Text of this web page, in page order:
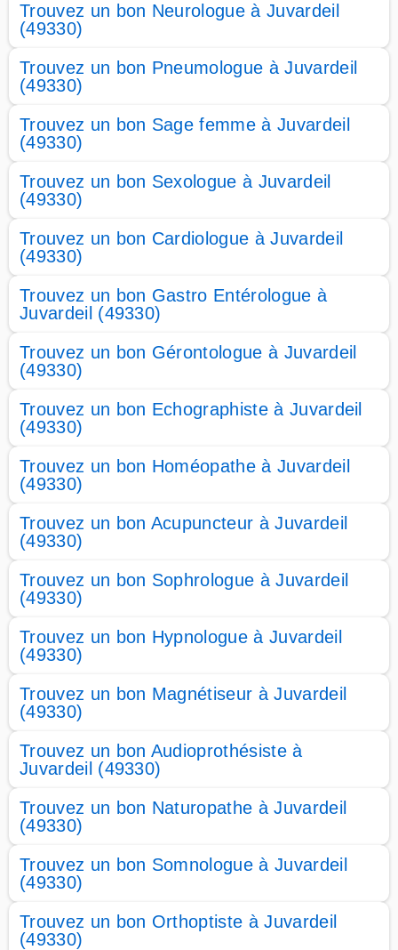
Trouvez un bon Neurologue à Juvardeil
(49330)
Trouvez un bon Pneumologue à Juvardeil
(49330)
Trouvez un bon Sage femme à Juvardeil
(49330)
Trouvez un bon Sexologue à Juvardeil
(49330)
Trouvez un bon Cardiologue à Juvardeil
(49330)
Trouvez un bon Gastro Entérologue à
Juvardeil (49330)
Trouvez un bon Gérontologue à Juvardeil
(49330)
Trouvez un bon Echographiste à Juvardeil
(49330)
Trouvez un bon Homéopathe à Juvardeil
(49330)
Trouvez un bon Acupuncteur à Juvardeil
(49330)
Trouvez un bon Sophrologue à Juvardeil
(49330)
Trouvez un bon Hypnologue à Juvardeil
(49330)
Trouvez un bon Magnétiseur à Juvardeil
(49330)
Trouvez un bon Audioprothésiste à
Juvardeil (49330)
Trouvez un bon Naturopathe à Juvardeil
(49330)
Trouvez un bon Somnologue à Juvardeil
(49330)
Trouvez un bon Orthoptiste à Juvardeil
(49330)